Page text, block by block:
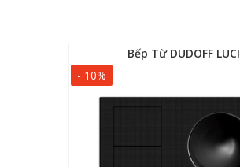
Bếp Từ DUDOFF LUCI
- 10%